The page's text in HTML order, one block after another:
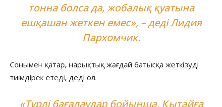
тонна болса да, жобалық қуатына
ешқашан жеткен емес», – деді Лидия
Пархомчик.
Сонымен қатар, нарықтық жағдай батысқа жеткізуді
тиімдірек етеді, деді ол.
«Түрлі бағалаулар бойынша, Қытайға